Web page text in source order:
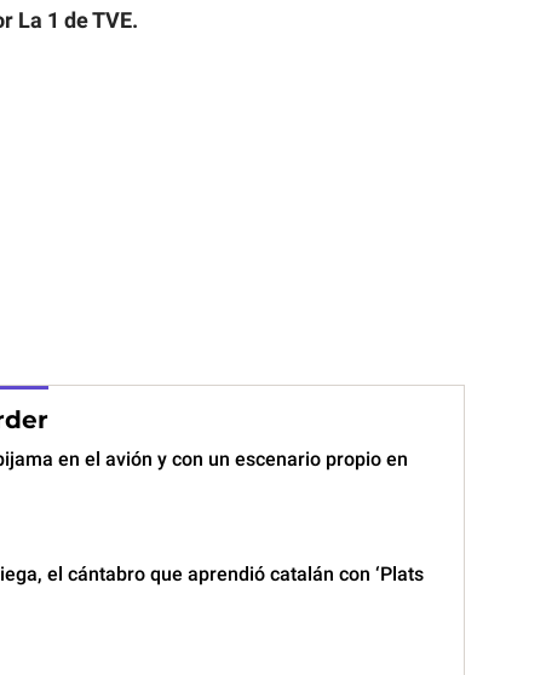
La 1 de TVE.
en el avión y con un escenario propio en
el cántabro que aprendió catalán con ‘Plats